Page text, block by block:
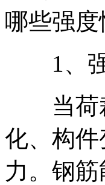
哪些强度
1、强
当荷裁
化、构
力。钢